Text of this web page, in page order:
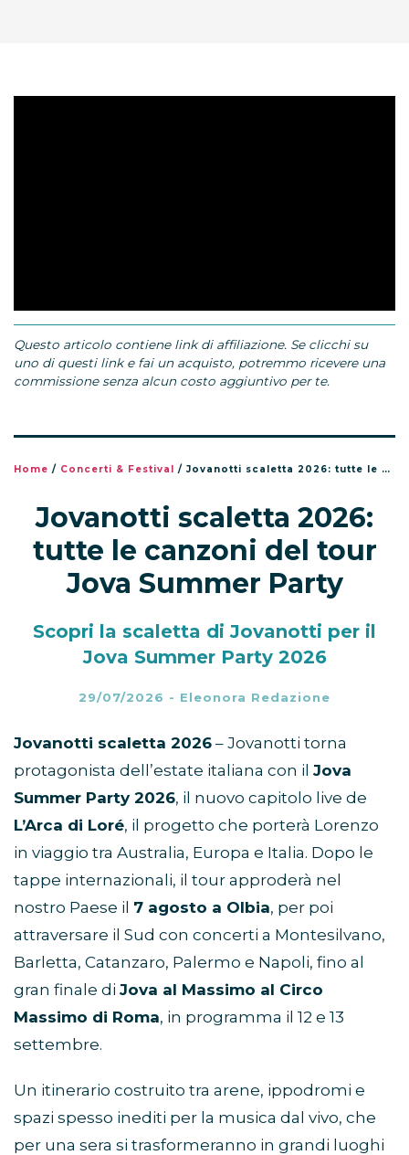
Questo articolo contiene link di affiliazione. Se clicchi su
uno di questi link e fai un acquisto, potremmo ricevere una
commissione senza alcun costo aggiuntivo per te.
Home / Concerti & Festival / Jovanotti scaletta 2026: tutte le canzoni del tour Jova Summer Party
Jovanotti scaletta 2026:
tutte le canzoni del tour
Jova Summer Party
Scopri la scaletta di Jovanotti per il
Jova Summer Party 2026
29/07/2026 - Eleonora Redazione
Jovanotti scaletta 2026 – Jovanotti torna
protagonista dell’estate italiana con il Jova
Summer Party 2026, il nuovo capitolo live de
L’Arca di Loré, il progetto che porterà Lorenzo
in viaggio tra Australia, Europa e Italia. Dopo le
tappe internazionali, il tour approderà nel
nostro Paese il 7 agosto a Olbia, per poi
attraversare il Sud con concerti a Montesilvano,
Barletta, Catanzaro, Palermo e Napoli, fino al
gran finale di Jova al Massimo al Circo
Massimo di Roma, in programma il 12 e 13
settembre.
Un itinerario costruito tra arene, ippodromi e
spazi spesso inediti per la musica dal vivo, che
per una sera si trasformeranno in grandi luoghi